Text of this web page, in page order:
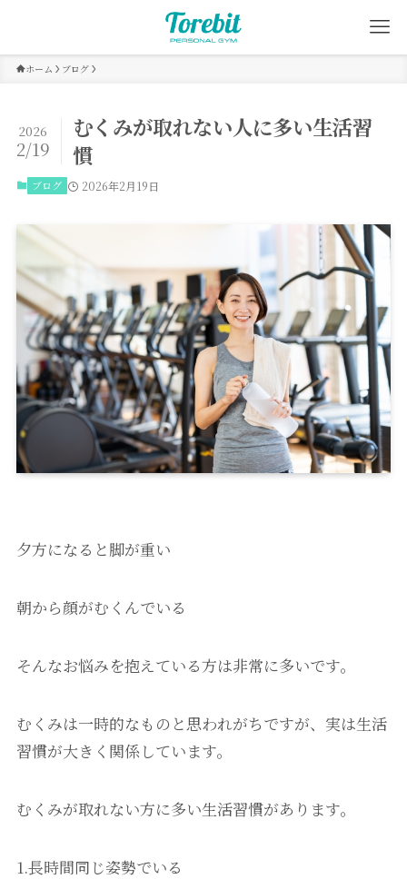
ホーム ブログ
むくみが取れない人に多い生活習
慣
2026
2/19
ブログ 2026年2月19日
夕方になると脚が重い
朝から顔がむくんでいる
そんなお悩みを抱えている方は非常に多いです。
むくみは一時的なものと思われがちですが、実は生活
習慣が大きく関係しています。
むくみが取れない方に多い生活習慣があります。
1.長時間同じ姿勢でいる